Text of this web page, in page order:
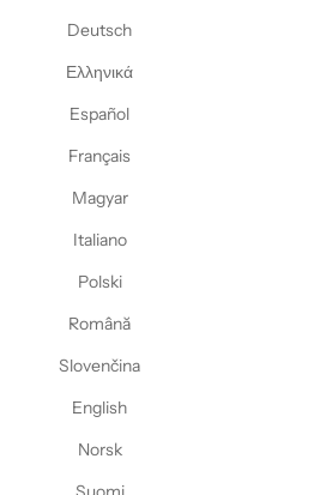
Deutsch
Ελληνικά
Español
Français
Magyar
Italiano
Polski
Română
Slovenčina
English
Norsk